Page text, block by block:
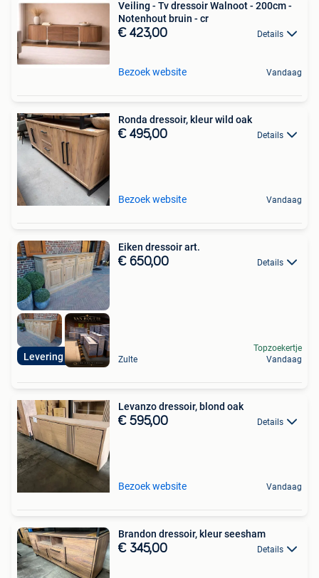
Veiling - Tv dressoir Walnoot - 200cm -
Notenhout bruin - cr
€ 423,00 Details
Bezoek website Vandaag
Ronda dressoir, kleur wild oak
€ 495,00 Details
Bezoek website Vandaag
Levering mogelijk
Eiken dressoir art.
€ 650,00 Details
Zulte
Topzoekertje
Vandaag
Levanzo dressoir, blond oak
€ 595,00 Details
Bezoek website Vandaag
Brandon dressoir, kleur seesham
€ 345,00 Details